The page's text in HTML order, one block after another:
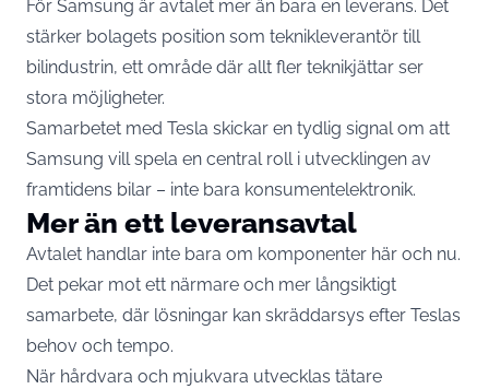
För Samsung är avtalet mer än bara en leverans. Det
stärker bolagets position som teknikleverantör till
bilindustrin, ett område där allt fler teknikjättar ser
stora möjligheter.
Samarbetet med Tesla skickar en tydlig signal om att
Samsung vill spela en central roll i utvecklingen av
framtidens bilar – inte bara konsumentelektronik.
Mer än ett leveransavtal
Avtalet handlar inte bara om komponenter här och nu.
Det pekar mot ett närmare och mer långsiktigt
samarbete, där lösningar kan skräddarsys efter Teslas
behov och tempo.
När hårdvara och mjukvara utvecklas tätare